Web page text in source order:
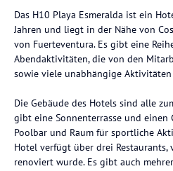
Das H10 Playa Esmeralda ist ein
Jahren und liegt in der Nähe von
von Fuerteventura. Es gibt eine
Abendaktivitäten, die von den
sowie viele unabhängige
Die Gebäude des Hotels sind alle
gibt eine Sonnenterrasse und einen
Poolbar und Raum für sportliche
Hotel verfügt über drei Restaurants,
renoviert wurde. Es gibt auch